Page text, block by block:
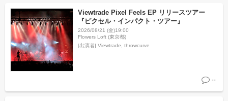
Viewtrade Pixel Feels EP リリースツアー
『ピクセル・インパクト・ツアー』
2026/08/21 (金)19:00
Flowers Loft (東京都)
[出演者] Viewtrade, throwcurve
--